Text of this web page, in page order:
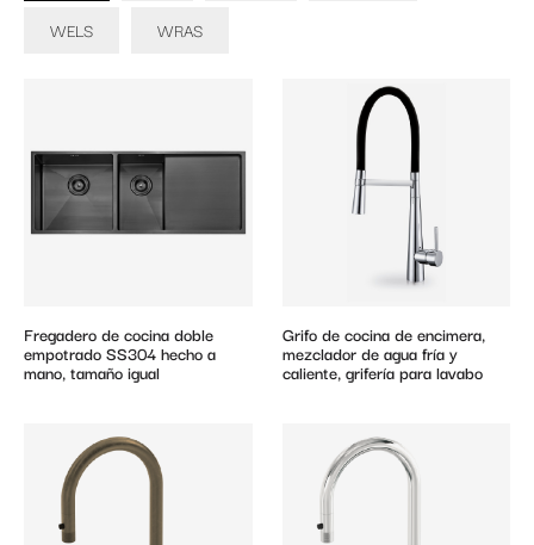
WELS
WRAS
Fregadero de cocina doble
empotrado SS304 hecho a
mano, tamaño igual
Grifo de cocina de encimera,
mezclador de agua fría y
caliente, grifería para lavabo